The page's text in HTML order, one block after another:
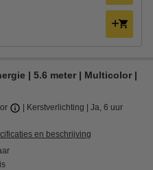
| 5.6 meter | Multicolor |
Kerstverlichting Ja, 6 uur
en beschrijving